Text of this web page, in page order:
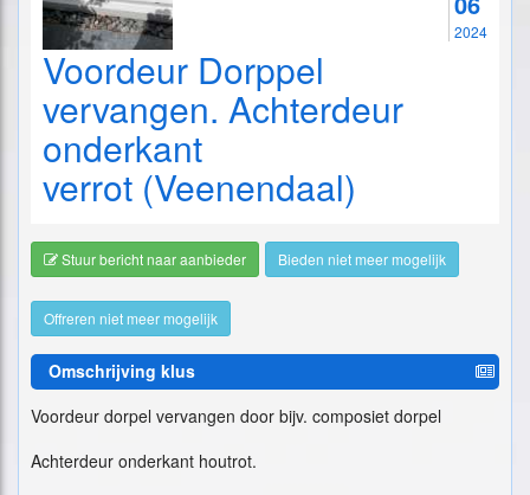
2024
Voordeur Dorppel
vervangen. Achterdeur
onderkant
verrot (Veenendaal)
Stuur bericht naar aanbieder Bieden niet meer mogelijk
Offreren niet meer mogelijk
Omschrijving klus
Voordeur dorpel vervangen door bijv. composiet dorpel
Achterdeur onderkant houtrot.